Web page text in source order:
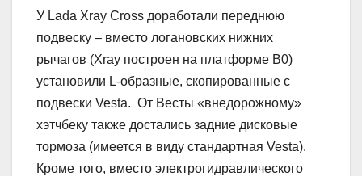
У Lada Xray Cross доработали переднюю
подвеску – вместо логановских нижних
рычагов (Xray построен на платформе B0)
установили L-образные, скопированные с
подвески Vesta. От Весты «внедорожному»
хэтчбеку также достались задние дисковые
тормоза (имеется в виду стандартная Vesta).
Кроме того, вместо электрогидравлического